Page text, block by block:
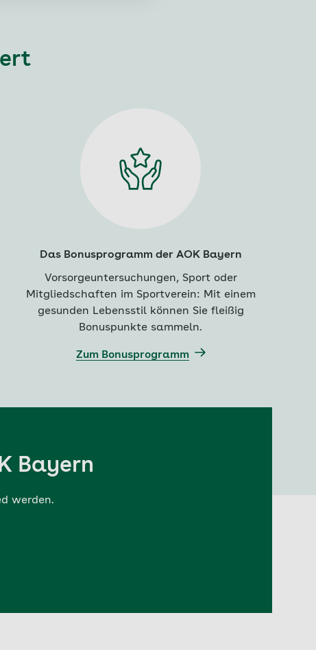
Das Bonusprogramm der AOK Bayern
Vorsorgeuntersuchungen, Sport oder
Mitgliedschaften im Sportverein: Mit einem
gesunden Lebensstil können Sie fleißig
Bonuspunkte sammeln.
Zum Bonusprogramm
Bayern
werden.